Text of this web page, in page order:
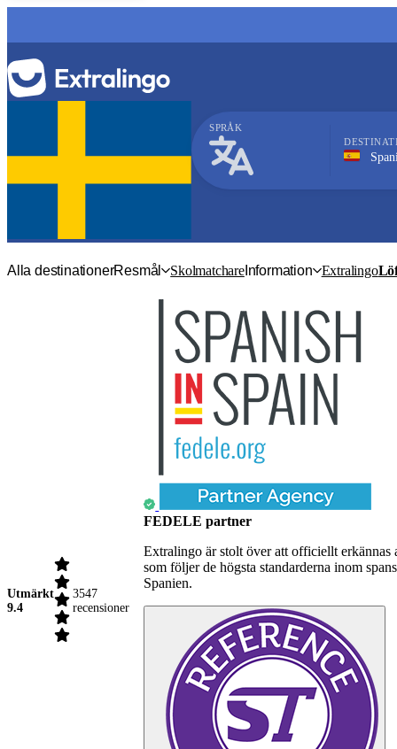
SPRÅK
Spanien,
Alla destinationerResmål SkolmatchareInformation Extralingo
Utmärkt
9.4
3547
recensioner
FEDELE partner
Extralingo är stolt över att officiellt erkännas
som följer de högsta standarderna inom
Spanien.